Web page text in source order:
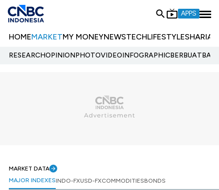
APPS
HOMEMARKETMY MONEYNEWSTECHLIFESTYLESHARIA
RESEARCHOPINIONPHOTOVIDEOINFOGRAPHIC
MARKET DATA
MAJOR INDEXESINDO-FXUSD-FXCOMMODITIESBONDS